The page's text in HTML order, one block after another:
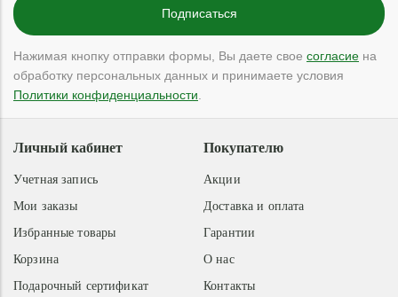
Нажимая кнопку отправки формы, Вы даете свое согласие на
обработку персональных данных и принимаете условия
Политики конфиденциальности
Покупателю
Акции
Доставка и оплата
Гарантии
О нас
Контакты
Личный кабинет
Учетная запись
Мои заказы
Избранные товары
Корзина
Подарочный сертификат